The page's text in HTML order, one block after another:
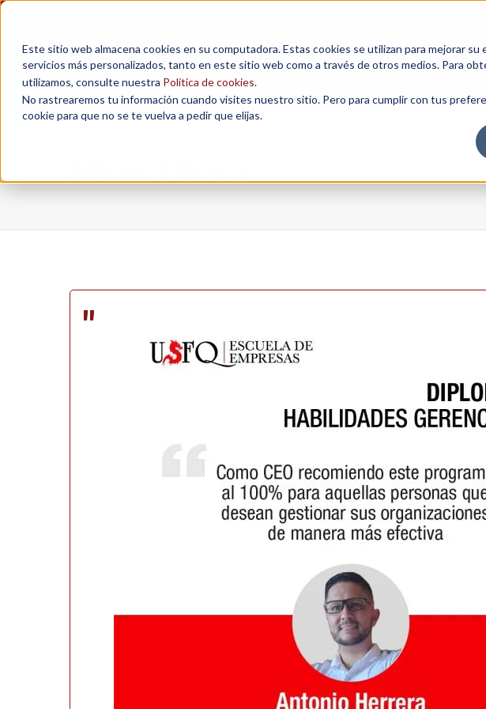
Este sitio web almacena cookies en su computadora. Estas cookies se utilizan para mejorar
servicios más personalizados, tanto en este sitio web como a través de otros medios. Para
utilizamos, consulte nuestra Política de cookies.
No rastrearemos tu información cuando visites nuestro sitio. Pero para cumplir con tus
cookie para que no se te vuelva a pedir que elijas.